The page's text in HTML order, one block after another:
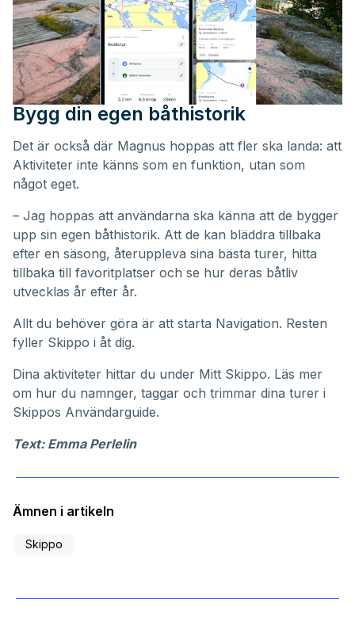
Bygg din egen båthistorik
Det är också där Magnus hoppas att fler ska landa: att
Aktiviteter inte känns som en funktion, utan som
något eget.
– Jag hoppas att användarna ska känna att de bygger
upp sin egen båthistorik. Att de kan bläddra tillbaka
efter en säsong, återuppleva sina bästa turer, hitta
tillbaka till favoritplatser och se hur deras båtliv
utvecklas år efter år.
Allt du behöver göra är att starta Navigation. Resten
fyller Skippo i åt dig.
Dina aktiviteter hittar du under Mitt Skippo. Läs mer
om hur du namnger, taggar och trimmar dina turer i
Skippos Användarguide.
Text: Emma Perlelin
Ämnen i artikeln
Skippo